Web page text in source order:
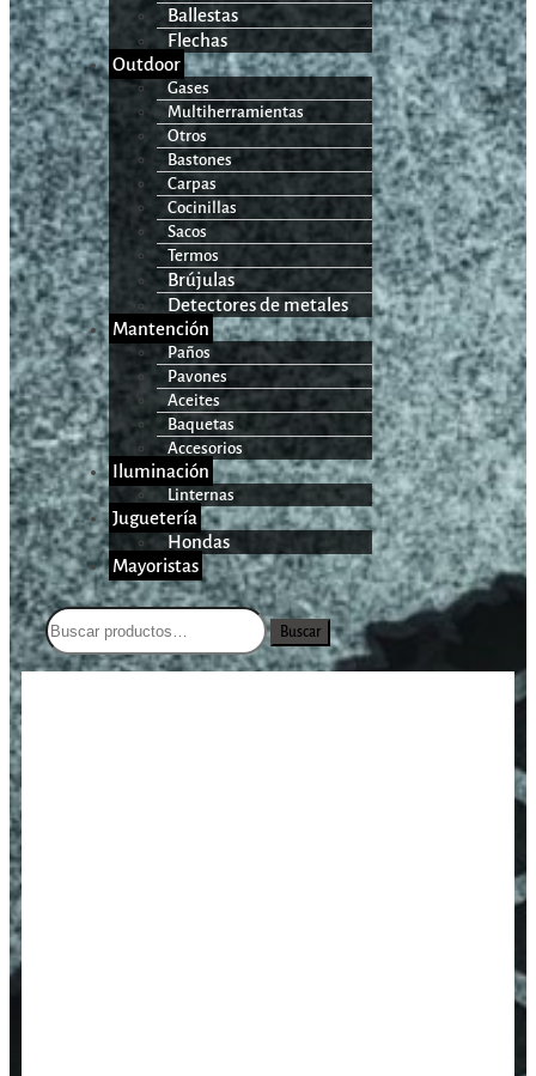
Ballestas
Flechas
Outdoor
Gases
Multiherramientas
Otros
Bastones
Carpas
Cocinillas
Sacos
Termos
Brújulas
Detectores de metales
Mantención
Paños
Pavones
Aceites
Baquetas
Accesorios
Iluminación
Linternas
Juguetería
Hondas
Mayoristas
Buscar